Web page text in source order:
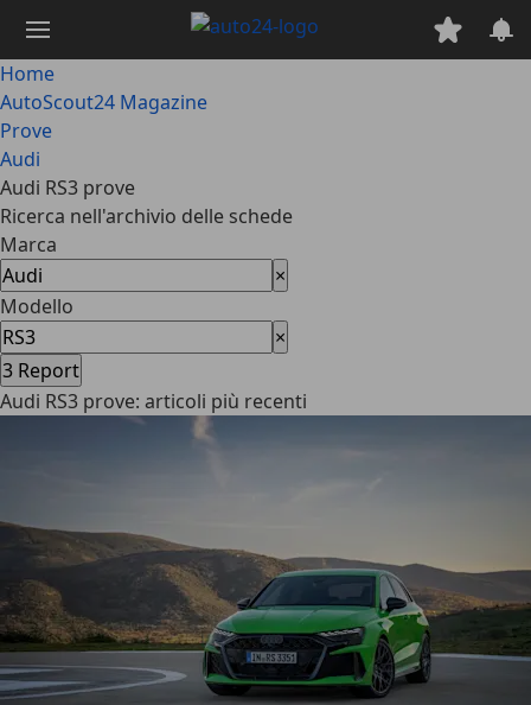
contenuto
principale
Home
AutoScout24 Magazine
Prove
Audi
Audi RS3 prove
Ricerca nell'archivio delle schede
Marca
×
Modello
×
3 Report
Audi RS3 prove: articoli più recenti